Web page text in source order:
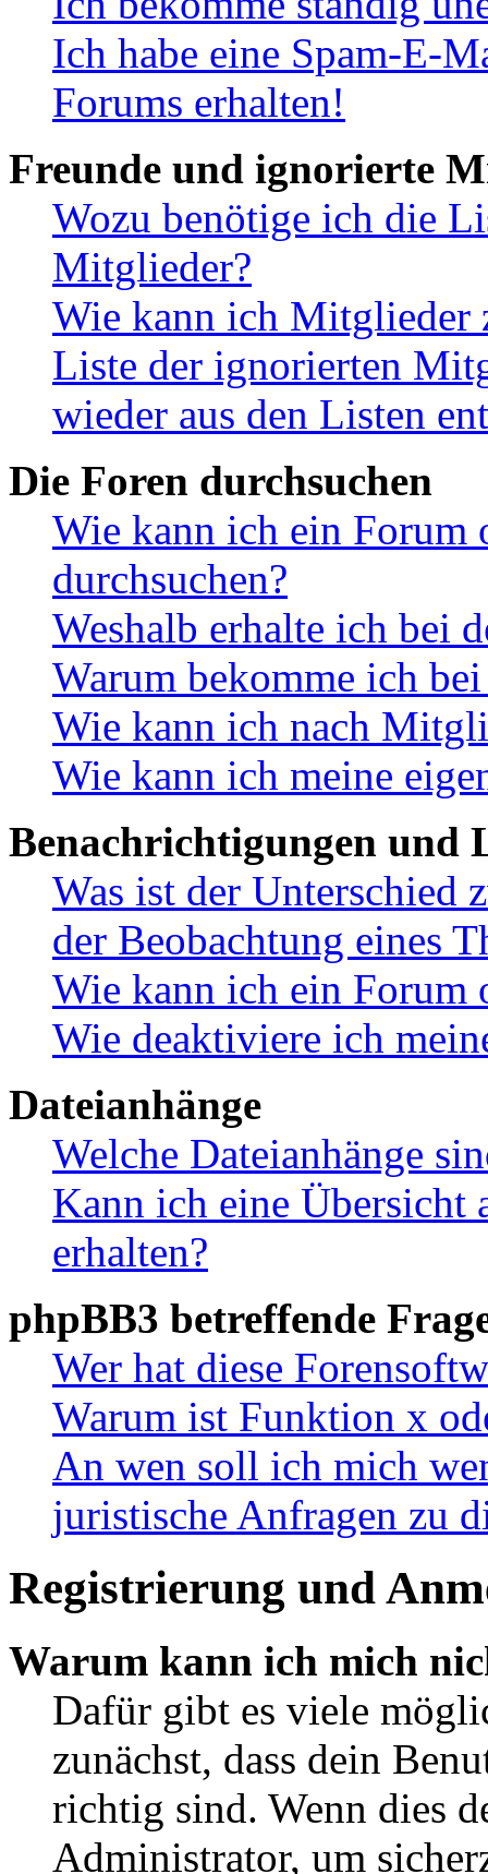
Ich habe eine Spam-E-
Forums erhalten!
Freunde und ignorierte
Wozu benötige ich die
Mitglieder?
Wie kann ich Mitglieder
Liste der ignorierten
wieder aus den Listen
Die Foren durchsuchen
Wie kann ich ein Forum
durchsuchen?
Weshalb erhalte ich bei
Warum bekomme ich
Wie kann ich nach
Wie kann ich meine
Benachrichtigungen und
Was ist der Unterschied
der Beobachtung eines
Wie kann ich ein Forum
Wie deaktiviere ich
Dateianhänge
Welche Dateianhänge
Kann ich eine Übersicht
erhalten?
phpBB3 betreffende
Wer hat diese
Warum ist Funktion x
An wen soll ich mich
juristische Anfragen zu
Registrierung und
Warum kann ich mich
Dafür gibt es viele
zunächst, dass dein
richtig sind. Wenn dies
Administrator, um